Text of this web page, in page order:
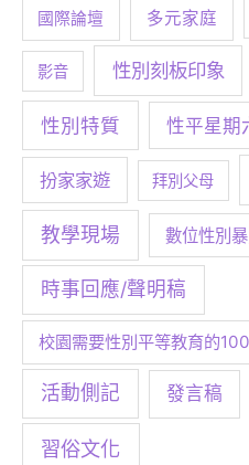
國際論壇 多元家庭
影音 性別刻板印象
性別特質 性平星期
扮家家遊 拜別父母
教學現場 數位性別
時事回應/聲明稿
校園需要性別平等教育的
活動側記 發言稿
習俗文化